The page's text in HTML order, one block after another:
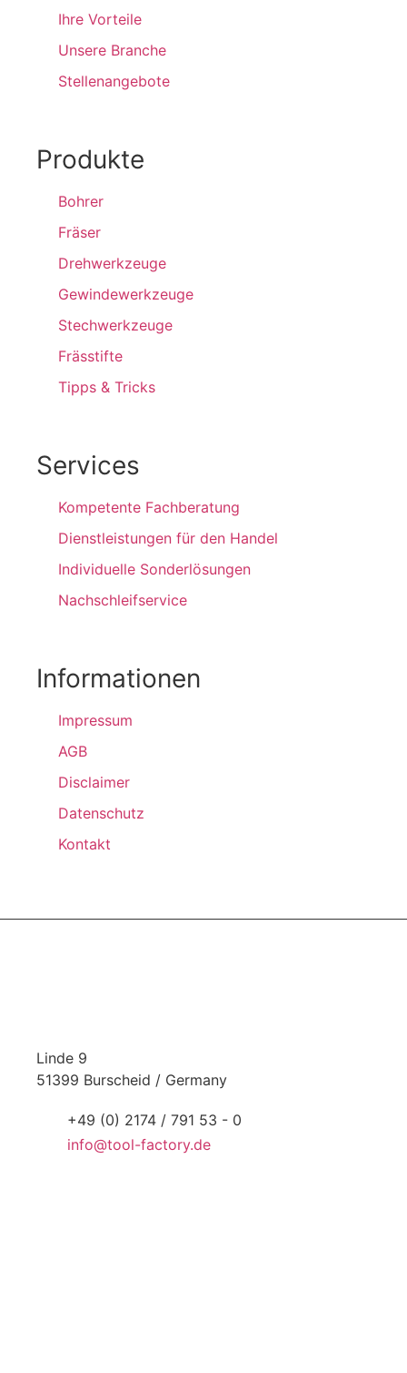
Ihre Vorteile
Unsere Branche
Stellenangebote
Produkte
Bohrer
Fräser
Drehwerkzeuge
Gewindewerkzeuge
Stechwerkzeuge
Frässtifte
Tipps & Tricks
Services
Kompetente Fachberatung
Dienstleistungen für den Handel
Individuelle Sonderlösungen
Nachschleifservice
Informationen
Impressum
AGB
Disclaimer
Datenschutz
Kontakt
Linde 9
51399 Burscheid / Germany
+49 (0) 2174 / 791 53 - 0
info@tool-factory.de